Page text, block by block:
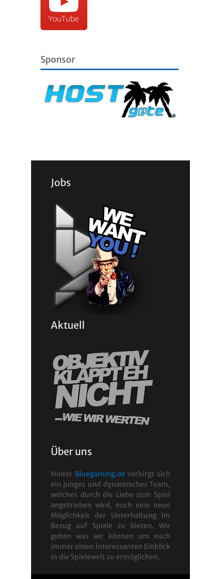
Sponsor
Jobs
Aktuell
Über uns
Hinter Bluegaming.de verbirgt sich
ein junges und dynamisches Team,
welches durch die Liebe zum Spiel
angetrieben wird, euch eine neue
Möglichkeit der Unterhaltung im
Bezug auf Spiele zu bieten. Wir
geben was wir können um euch
immer einen interessanten Einblick
in die Spielewelt zu ermöglichen.